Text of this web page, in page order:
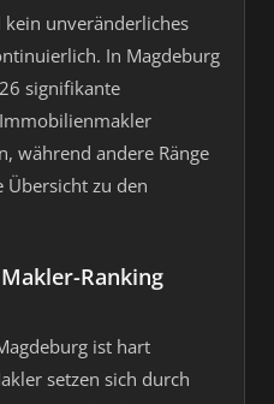
kein unveränderliches
In Magdeburg
signifikante
während andere Ränge
Übersicht zu den
Ranking
ist hart
setzen sich durch